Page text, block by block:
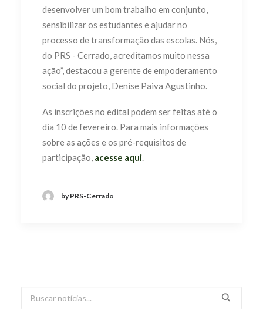
desenvolver um bom trabalho em conjunto,
sensibilizar os estudantes e ajudar no
processo de transformação das escolas. Nós,
do PRS - Cerrado, acreditamos muito nessa
ação”, destacou a gerente de empoderamento
social do projeto, Denise Paiva Agustinho.
As inscrições no edital podem ser feitas até o
dia 10 de fevereiro. Para mais informações
sobre as ações e os pré-requisitos de
participação, acesse aqui.
by PRS-Cerrado